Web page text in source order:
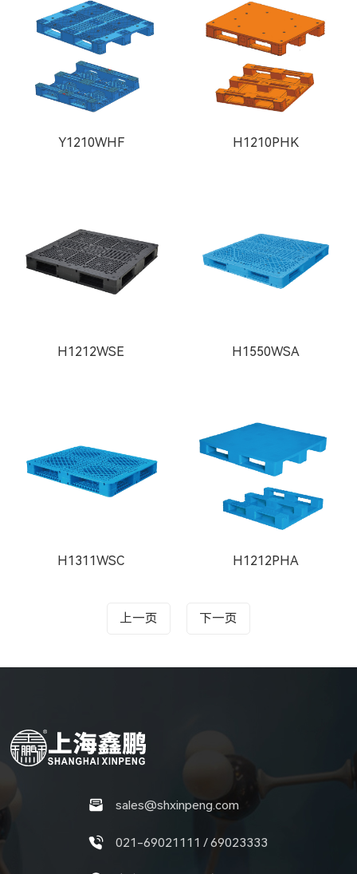
Y1210WHF H1210PHK
H1212WSE H1550WSA
H1311WSC H1212PHA
上一页 下一页
sales@shxinpeng.com
021-69021111 / 69023333